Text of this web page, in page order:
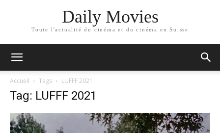
Daily Movies
Toute l'actualité du cinéma et du cinéma en Suisse
Accueil Tags LUFFF 2021
Tag: LUFFF 2021